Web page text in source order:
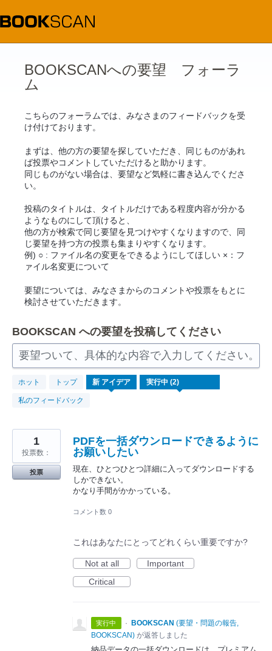
コ
ン
テ
BOOKSCANへの要望 フォーラ
ム
こちらのフォーラムでは、みなさまのフィードバックを受
け付けております。
まずは、他の方の要望を探していただき、同じものがあれ
ば投票やコメントしていただけると助かります。
同じものがない場合は、要望など気軽に書き込んでくださ
い。
投稿のタイトルは、タイトルだけである程度内容が分かる
ようなものにして頂けると、
他の方が検索で同じ要望を見つけやすくなりますので、同
じ要望を持つ方の投票も集まりやすくなります。
例) ○ : ファイル名の変更をできるようにしてほしい ×：フ
ァイル名変更について
要望については、みなさまからのコメントや投票をもとに
検討させていただきます。
BOOKSCAN への要望を投稿してください
要望ついて、具体的な内容で入力してください。
ホット トップ 新 アイデア
私のフィードバック
見
つ
か
結
PDFを一括ダウンロードできるように
お願いしたい
現在、ひとつひとつ詳細に入ってダウンロードする
しかできない。
かなり手間がかかっている。
1
投票数：
投票
コメント数 0
これはあなたにとってどれくらい重要ですか?
Not at all
Important
Critical
実行中 · BOOKSCAN (要望・問題の報告,
BOOKSCAN) が返答しました